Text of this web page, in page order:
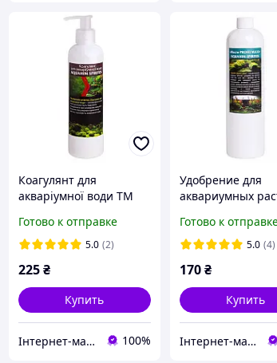
Коагулянт для
акваріумної води TM
Готово к отправке
5.0 (2)
225₴
Купить
Інтернет-магазин "Aquahim Spiritol" 100%
Удобрение для
аквариумных
Proffi Maxi, 0.5л
Готово к
5.0 (4)
170 ₴
Купить
Інтернет-магазин "Aquahim Spiritol"